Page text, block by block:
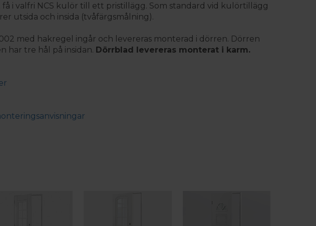
i valfri NCS kulör till ett pristillägg. Som standard vid kulörtillägg
utsida och insida (tvåfärgsmålning).
med hakregel ingår och levereras monterad i dörren. Dörren
har tre hål på insidan. Dörrblad levereras monterat i karm.